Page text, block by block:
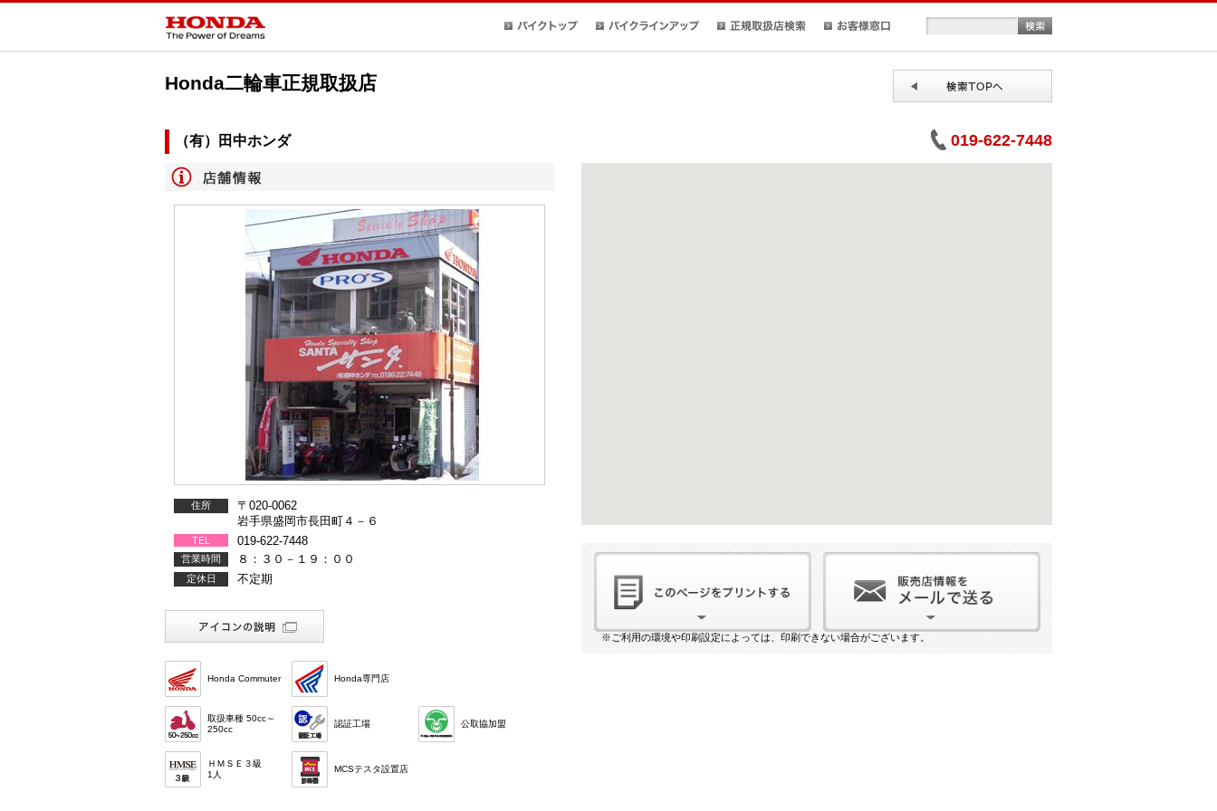
バイクトップ バイクラインアップ 正規取扱店検索
Honda二輪車正規取扱店
（有）田中ホンダ 019-622-7448
住所
〒020-0062
岩手県盛岡市長田町４－６
TEL 019-622-7448
営業時間 ８：３０－１９：００
定休日 不定期
Honda Commuter Honda専門店
取扱車種 50cc～
250cc
認証工場 公取協加盟
ＨＭＳＥ３級
1人
MCSテスタ設置店
※ご利用の環境や印刷設定によっては、印刷できない場合がございます。